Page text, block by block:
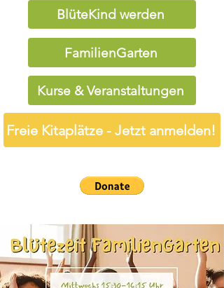
BlüteKind werden
FamilienGarten
Kurse & Veranstaltungen
Freie Kitaplätze - Jetzt anmelden!